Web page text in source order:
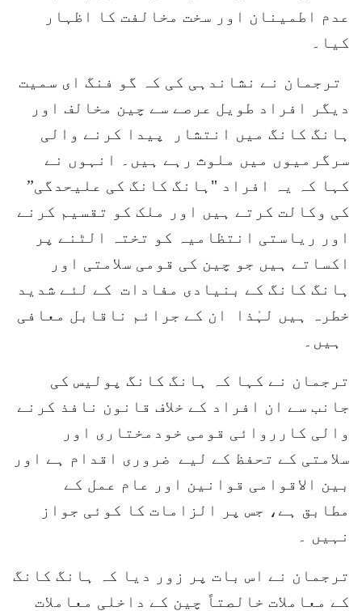
عدم اطمینان اور سخت مخالفت کا اظہار
کیا۔
ترجمان نے نشاندہی کی کہ گو فنگ ای سمیت
دیگر افراد طویل عرصے سے چین مخالف اور
ہانگ کانگ میں انتشار پیدا کرنے والی
سرگرمیوں میں ملوث رہے ہیں۔ انہوں نے
کہا کہ یہ افراد "ہانگ کانگ کی علیحدگی”
کی وکالت کرتے ہیں اور ملک کو تقسیم کرنے
اور ریاستی انتظامیہ کو تختہ الٹنے پر
اکساتے ہیں جو چین کی قومی سلامتی اور
ہانگ کانگ کے بنیادی مفادات کے لئے شدید
خطرہ ہیں لہٰذا ان کے جرائم ناقابل معافی
ہیں۔
ترجمان نے کہا کہ ہانگ کانگ پولیس کی
جانب سے ان افراد کے خلاف قانون نافذ کرنے
والی کارروائی قومی خودمختاری اور
سلامتی کے تحفظ کے لیے ضروری اقدام ہے اور
بین الاقوامی قوانین اور عام عمل کے
مطابق ہے، جس پر الزامات کا کوئی جواز
نہیں ۔
ترجمان نے اس بات پر زور دیا کہ ہانگ کانگ
کے معاملات خالصتاً چین کے داخلی معاملات